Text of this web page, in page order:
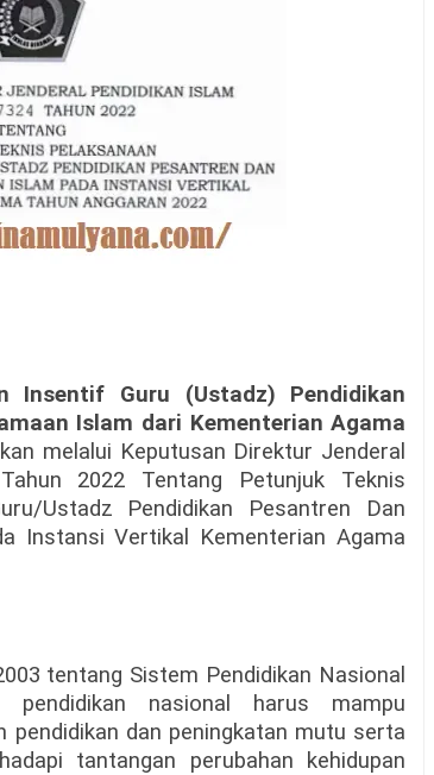
Insentif Guru (Ustadz) Pendidikan
Islam dari Kementerian Agama
melalui Keputusan Direktur Jenderal
2022 Tentang Petunjuk Teknis
Ustadz Pendidikan Pesantren Dan
Instansi Vertikal Kementerian Agama
tentang Sistem Pendidikan Nasional
pendidikan nasional harus mampu
pendidikan dan peningkatan mutu serta
tantangan perubahan kehidupan